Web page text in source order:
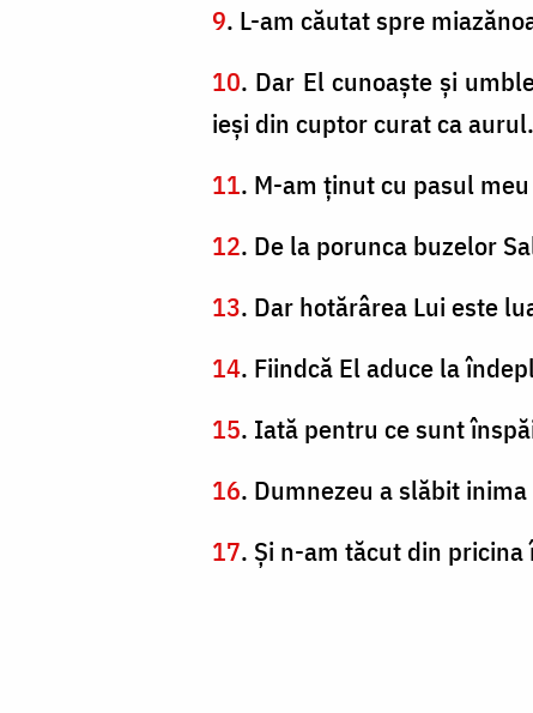
9. L-am căutat spre
10. Dar El cunoaşte şi
ieşi din cuptor curat ca aurul.
11. M-am ţinut cu pasul
12. De la porunca buzelor
13. Dar hotărârea Lui este
14. Fiindcă El aduce la
15. Iată pentru ce sunt
16. Dumnezeu a slăbit
17. Şi n-am tăcut din